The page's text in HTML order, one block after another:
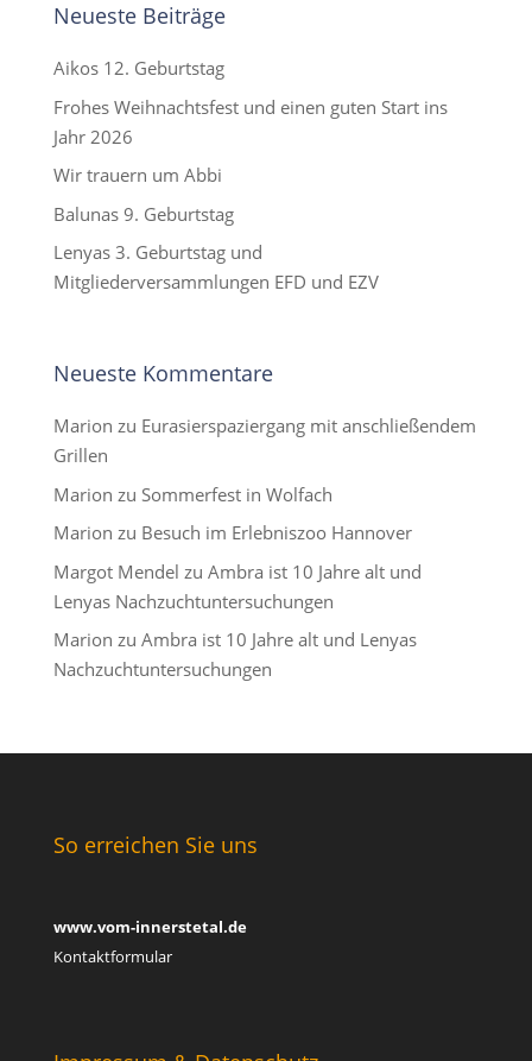
Neueste Beiträge
Aikos 12. Geburtstag
Frohes Weihnachtsfest und einen guten Start ins
Jahr 2026
Wir trauern um Abbi
Balunas 9. Geburtstag
Lenyas 3. Geburtstag und
Mitgliederversammlungen EFD und EZV
Neueste Kommentare
Marion zu Eurasierspaziergang mit anschließendem
Grillen
Marion zu Sommerfest in Wolfach
Marion zu Besuch im Erlebniszoo Hannover
Margot Mendel zu Ambra ist 10 Jahre alt und
Lenyas Nachzuchtuntersuchungen
Marion zu Ambra ist 10 Jahre alt und Lenyas
Nachzuchtuntersuchungen
So erreichen Sie uns
www.vom-innerstetal.de
Kontaktformular